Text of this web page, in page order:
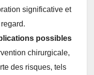
significative et
possibles
chirurgicale,
des risques, tels